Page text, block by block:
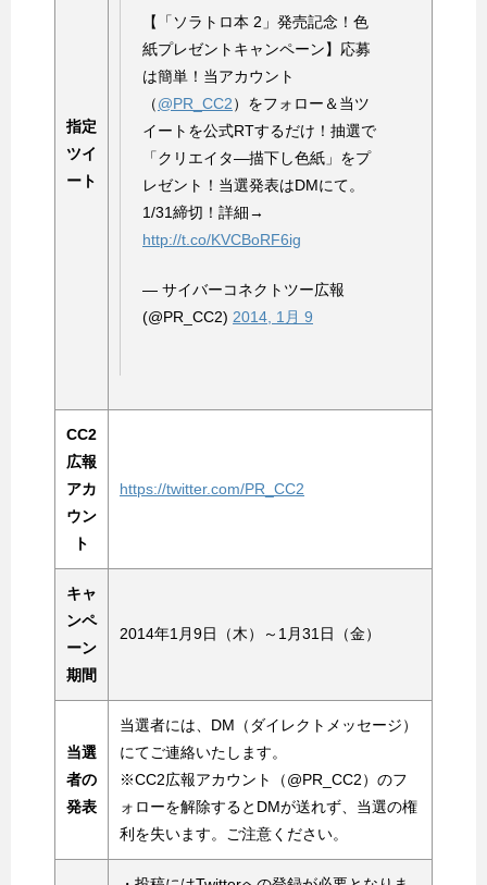
指定
ツイ
ート
【「ソラトロ本 2」発売記念！色
紙プレゼントキャンペーン】応募
は簡単！当アカウント
（@PR_CC2）をフォロー＆当ツ
イートを公式RTするだけ！抽選で
「クリエイタ―描下し色紙」をプ
レゼント！当選発表はDMにて。
1/31締切！詳細→
http://t.co/KVCBoRF6ig
— サイバーコネクトツー広報
(@PR_CC2) 2014, 1月 9
CC2
広報
アカ
ウン
ト
https://twitter.com/PR_CC2
キャ
ンペ
ーン
期間
2014年1月9日（木）～1月31日（金）
当選
者の
発表
当選者には、DM（ダイレクトメッセージ）
にてご連絡いたします。
※CC2広報アカウント（@PR_CC2）のフ
ォローを解除するとDMが送れず、当選の権
利を失います。ご注意ください。